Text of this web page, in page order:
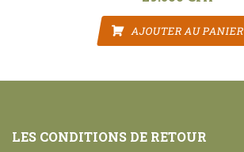
AJOUTER AU PANIER
LES CONDITIONS DE RETOUR